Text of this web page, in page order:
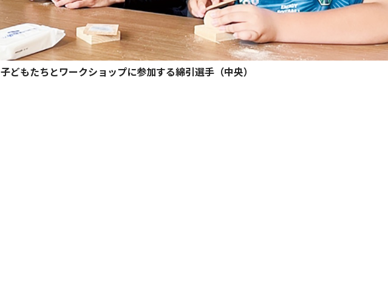
子どもたちとワークショップに参加する綿引選手（中央）